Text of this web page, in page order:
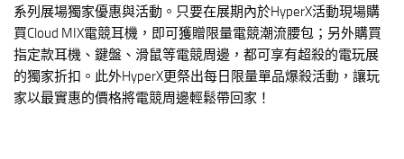
系列展場獨家優惠與活動。只要在展期內於HyperX活動現場購
買Cloud MIX電競耳機，即可獲贈限量電競潮流腰包；另外購買
指定款耳機、鍵盤、滑鼠等電競周邊，都可享有超殺的電玩展
的獨家折扣。此外HyperX更祭出每日限量單品爆殺活動，讓玩
家以最實惠的價格將電競周邊輕鬆帶回家！